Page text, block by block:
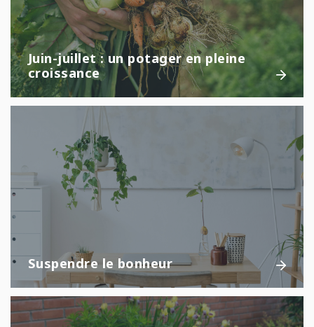
Juin-juillet : un potager en pleine
croissance
Suspendre le bonheur